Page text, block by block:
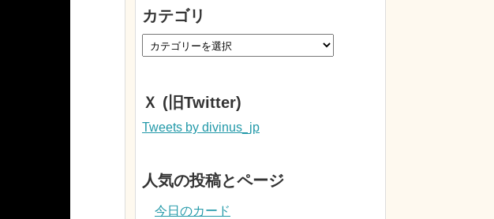
カテゴリ
Ｘ (旧Twitter)
Tweets by divinus_jp
人気の投稿とページ
今日のカード